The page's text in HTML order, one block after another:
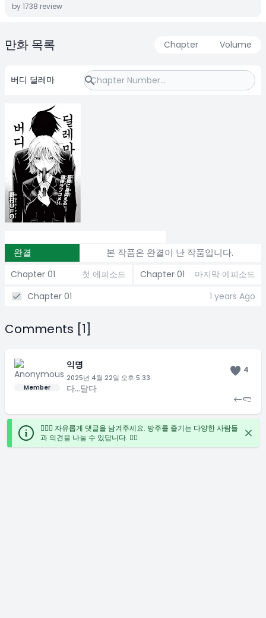
by1738 review
만화 목록 Chapter Volume
버디 딜레마
완결 본 작품은 완결이 난 작품입니다.
Chapter 01 첫 에피소드 Chapter 01
마지막 에피소드
Chapter 01
1 years Ago
Comments [1]
Member
익명
2025년 4월 22일 오후 5:33
4
다…달다
🙋🏻‍♀️ 자유롭게 댓글을 남겨주세요. 방주를 즐기는 다양한 사람들
과 의견을 나눌 수 있답니다. ✍🏻